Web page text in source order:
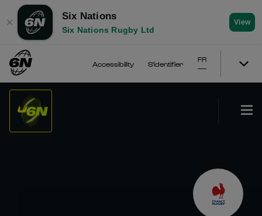
✕
Six Nations
Six Nations Rugby Ltd
View
Accessibility S'identifier
FR